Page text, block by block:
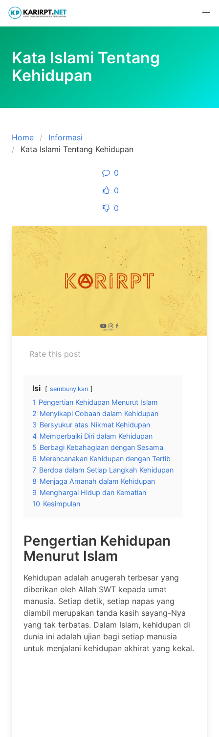
Skip
content
Kata Islami Tentang
Kehidupan
Home
Informasi
Kata Islami Tentang Kehidupan
0
0
0
Rate this post
Isi sembunyikan
1 Pengertian Kehidupan Menurut Islam
2 Menyikapi Cobaan dalam Kehidupan
3 Bersyukur atas Nikmat Kehidupan
4 Memperbaiki Diri dalam Kehidupan
5 Berbagi Kebahagiaan dengan Sesama
6 Merencanakan Kehidupan dengan Tertib
7 Berdoa dalam Setiap Langkah Kehidupan
8 Menjaga Amanah dalam Kehidupan
9 Menghargai Hidup dan Kematian
10 Kesimpulan
Pengertian Kehidupan
Menurut Islam
Kehidupan adalah anugerah terbesar yang
diberikan oleh Allah SWT kepada umat
manusia. Setiap detik, setiap napas yang
diambil merupakan tanda kasih sayang-Nya
yang tak terbatas. Dalam Islam, kehidupan di
dunia ini adalah ujian bagi setiap manusia
untuk menjalani kehidupan akhirat yang kekal.